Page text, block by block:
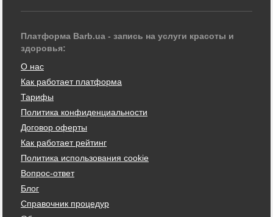
Платформа Barb.ua - запись на услуги красоты и
здоровья:
О нас
Как работает платформа
Тарифы
Политика конфиденциальности
Договор оферты
Как работает рейтинг
Политика использования cookie
Вопрос-ответ
Блог
Справочник процедур